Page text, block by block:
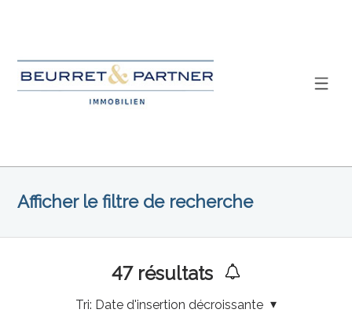
Afficher le filtre de recherche
47résultats
Tri: Date d'insertion décroissante